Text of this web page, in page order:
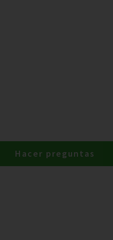
Hacer preguntas